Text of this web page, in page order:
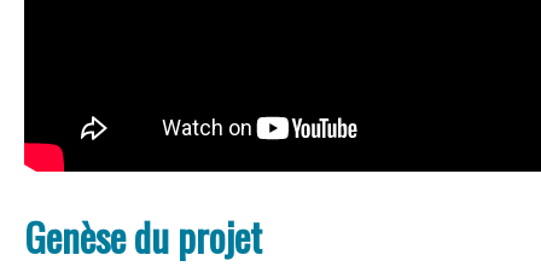
Genèse du projet